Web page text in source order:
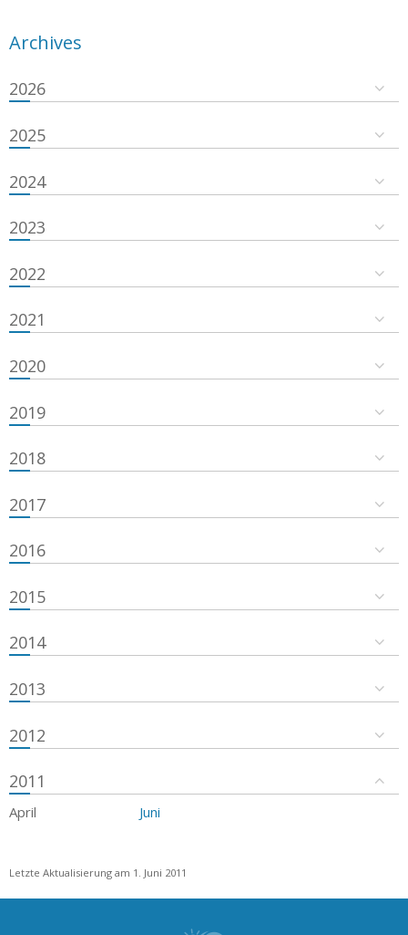
Archives
2026
2025
2024
2023
2022
2021
2020
2019
2018
2017
2016
2015
2014
2013
2012
2011
April Juni
Letzte Aktualisierung am 1. Juni 2011